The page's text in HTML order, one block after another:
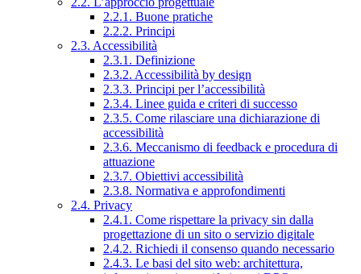
2.2.1. Buone pratiche
2.2.2. Principi
2.3. Accessibilità
2.3.1. Definizione
2.3.2. Accessibilità by design
2.3.3. Principi per l’accessibilità
2.3.4. Linee guida e criteri di successo
2.3.5. Come rilasciare una dichiarazione di
accessibilità
2.3.6. Meccanismo di feedback e procedura di
attuazione
2.3.7. Obiettivi accessibilità
2.3.8. Normativa e approfondimenti
2.4. Privacy
2.4.1. Come rispettare la privacy sin dalla
progettazione di un sito o servizio digitale
2.4.2. Richiedi il consenso quando necessario
2.4.3. Le basi del sito web: architettura,